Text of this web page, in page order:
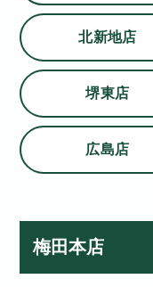
北新地店
堺東店
広島店
梅田本店